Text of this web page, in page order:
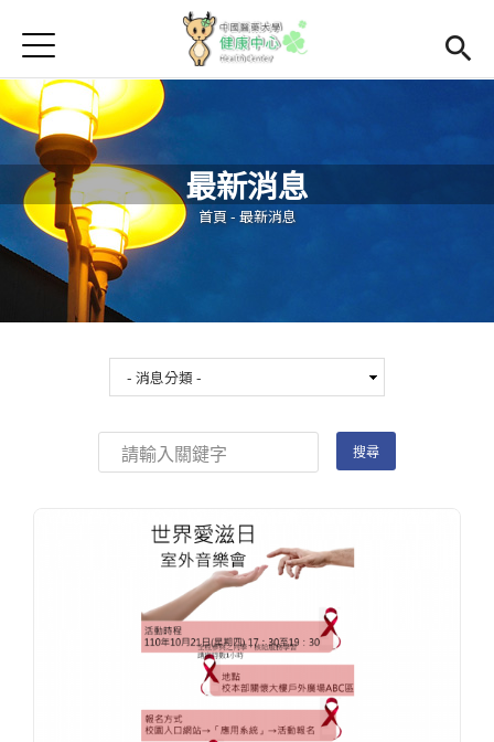
首頁
Open
學務處首頁(link is external)
Open submenu (關於我們)
關於我們
Open submenu (諮商輔導區)
諮商輔導區
Open submenu (資源教室)
資源教室
Open submenu (衛生保健區)
衛生保健區
生命教育
Jump to Navigation
Jump to Main content
最新消息
您在這裡
首頁 - 最新消息